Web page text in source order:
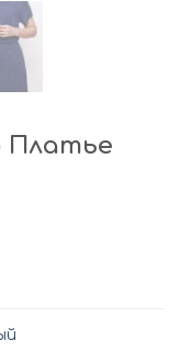
Платье